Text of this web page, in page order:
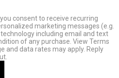
consent to receive recurring
marketing messages (e.g.
including email and text
of any purchase. View Terms
and data rates may apply. Reply